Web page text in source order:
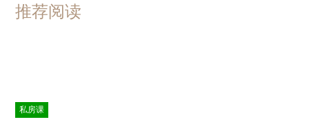
推荐阅读
私房课